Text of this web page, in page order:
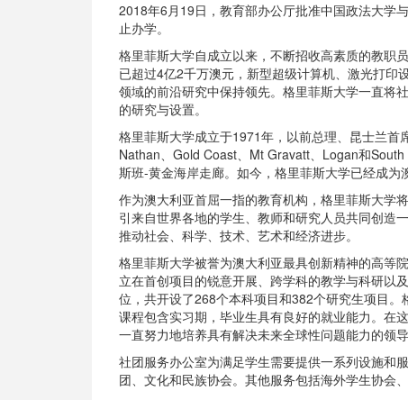
2018年6月19日，教育部办公厅批准中国政法大学
止办学。
格里菲斯大学自成立以来，不断招收高素质的教职
已超过4亿2千万澳元，新型超级计算机、激光打
领域的前沿研究中保持领先。格里菲斯大学一直将
的研究与设置。
格里菲斯大学成立于1971年，以前总理、昆士兰
Nathan、Gold Coast、Mt Gravatt、Logan和
斯班-黄金海岸走廊。如今，格里菲斯大学已经成为
作为澳大利亚首屈一指的教育机构，格里菲斯大学
引来自世界各地的学生、教师和研究人员共同创造
推动社会、科学、技术、艺术和经济进步。
格里菲斯大学被誉为澳大利亚最具创新精神的高等
立在首创项目的锐意开展、跨学科的教学与科研以
位，共开设了268个本科项目和382个研究生项目
课程包含实习期，毕业生具有良好的就业能力。在
一直努力地培养具有解决未来全球性问题能力的领导
社团服务办公室为满足学生需要提供一系列设施和
团、文化和民族协会。其他服务包括海外学生协会